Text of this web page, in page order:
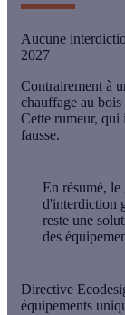
Aucune
2027
Contrairement à
chauffage au bois
Cette rumeur, qui
fausse.
En résumé, le
d'interdiction
reste une
des
Directive
équipements